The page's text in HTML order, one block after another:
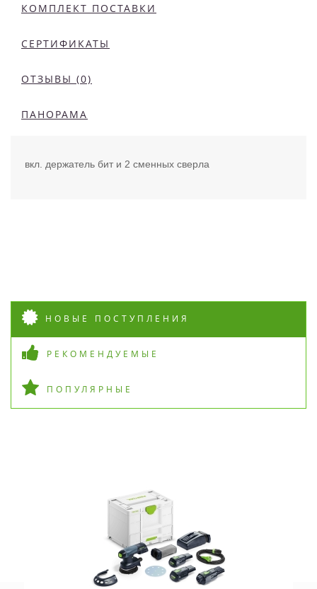
КОМПЛЕКТ ПОСТАВКИ
СЕРТИФИКАТЫ
ОТЗЫВЫ (0)
ПАНОРАМА
вкл. держатель бит и 2 сменных сверла
НОВЫЕ ПОСТУПЛЕНИЯ
РЕКОМЕНДУЕМЫЕ
ПОПУЛЯРНЫЕ